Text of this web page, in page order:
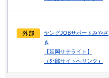
ヤングJOBサポートみやざ
き
【延岡サテライト】
（外部サイトへリンク）